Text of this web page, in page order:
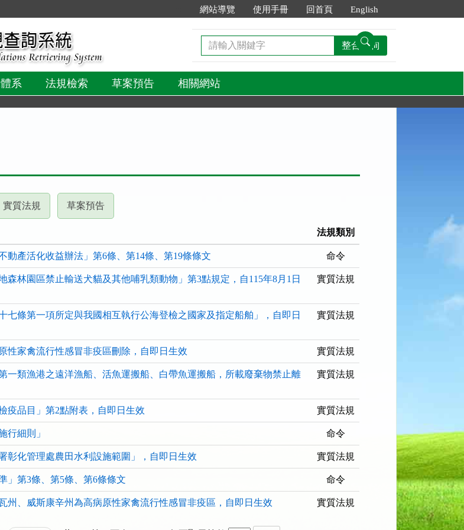
網站導覽 使用手冊 回首頁 English
請
輸
關
鍵
字
整合查詢
系 法規檢索 草案預告 相關網站
實質法規
按
ENTER
查
看
清
草案預告(請
按
ENTER
查
看
清
法規類別
動產活化收益辦法」第6條、第14條、第19條條文 命令
森林園區禁止輸送犬貓及其他哺乳類動物」第3點規定，自115年8月1日
實質法規
七條第一項所定與我國相互執行公海登檢之國家及指定船舶」，自即日
實質法規
性家禽流行性感冒非疫區刪除，自即日生效 實質法規
一類漁港之遠洋漁船、活魚運搬船、白帶魚運搬船，所載廢棄物禁止離
實質法規
疫品目」第2點附表，自即日生效 實質法規
行細則」 命令
彰化管理處農田水利設施範圍」，自即日生效 實質法規
」第3條、第5條、第6條條文 命令
州、威斯康辛州為高病原性家禽流行性感冒非疫區，自即日生效 實質法規